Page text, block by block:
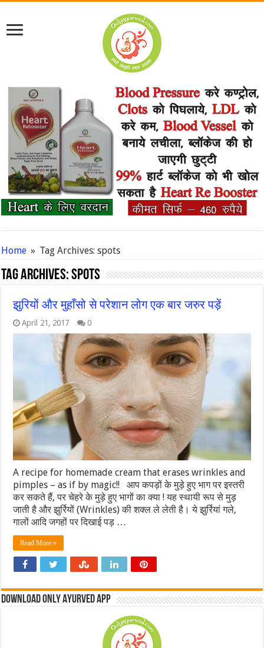
Home » Tag Archives: spots
Tag Archives:spots
झुरियों और मुहाँसो से परेशान लोग एक बार जरुर पड़ें
April 21, 2017 0
A recipe for homemade cream that erases wrinkles and
pimples – as if by magic!! आप कपड़ों के मुड़े हुए भाग पर इस्तरी
कर सकते हैं, पर चेहरे के मुड़े हुए भागों का क्या ! यह स्थायी रूप से मुड़
जाती है और झुर्रियों (Wrinkles) की शक्ल ले लेती है। ये झुर्रियां गले,
गालों आदि जगहों पर दिखाई पड़ …
Read More »
Download Only Ayurved App